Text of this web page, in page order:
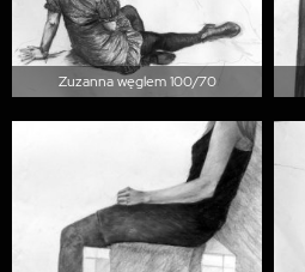
Zuzanna węglem 100/70